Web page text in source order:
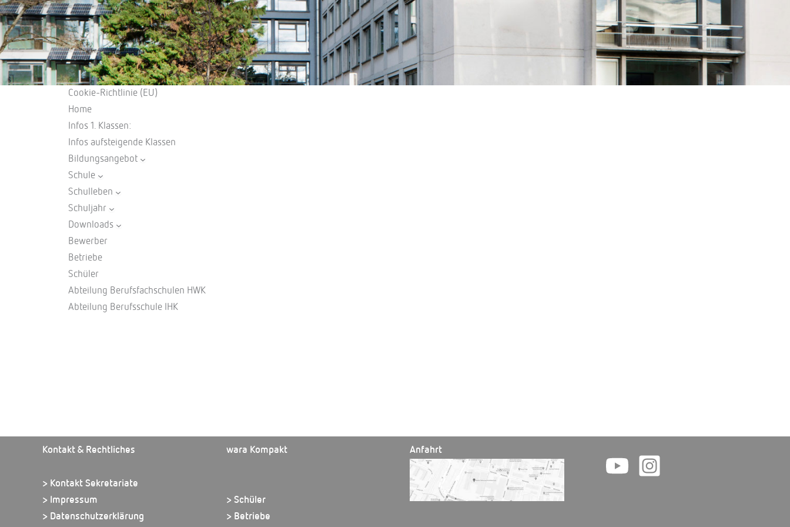
Cookie-Richtlinie (EU)
Home
Infos 1. Klassen:
Infos aufsteigende Klassen
Bildungsangebot
Schule
Schulleben
Schuljahr
Downloads
Bewerber
Betriebe
Schüler
Abteilung Berufsfachschulen HWK
Abteilung Berufsschule IHK
Kontakt & Rechtliches
> Kontakt Sekretariate
> Impressum
> Datenschutzerklärung
wara Kompakt
> Schüler
> Betriebe
Anfahrt